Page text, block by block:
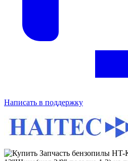
Написать в поддержку